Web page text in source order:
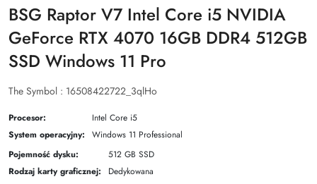
BSG Raptor V7 Intel Core i5 NVIDIA
GeForce RTX 4070 16GB DDR4 512GB
SSD Windows 11 Pro
The Symbol : 16508422722_3qlHo
Procesor:
Intel Core i5
System operacyjny:
Windows 11 Professional
Pojemność dysku:
512 GB SSD
Rodzaj karty graficznej:
Dedykowana